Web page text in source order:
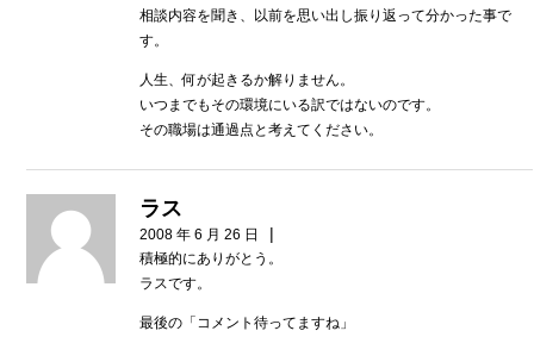
相談内容を聞き、以前を思い出し振り返って分かった事で
す。
人生、何が起きるか解りません。
いつまでもその環境にいる訳ではないのです。
その職場は通過点と考えてください。
ラス
2008 年 6 月 26 日 |
積極的にありがとう。
ラスです。
最後の「コメント待ってますね」